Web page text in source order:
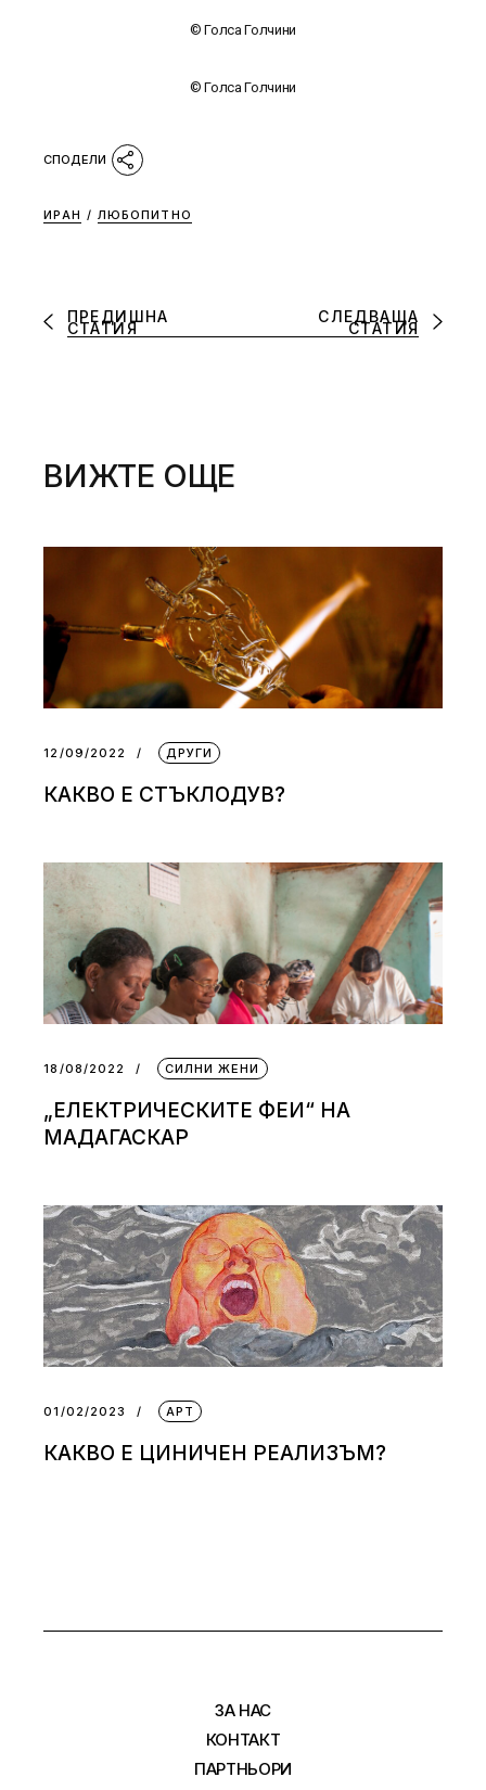
© Голса Голчини
© Голса Голчини
ИРАН / ЛЮБОПИТНО
ПРЕДИШНА
СТАТИЯ
СЛЕДВАЩА
СТАТИЯ
ВИЖТЕ ОЩЕ
12/09/2022 ДРУГИ
КАКВО Е СТЪКЛОДУВ?
18/08/2022 СИЛНИ ЖЕНИ
„EЛЕКТРИЧЕСКИТЕ ФЕИ“ НА
МАДАГАСКАР
01/02/2023 АРТ
КАКВО Е ЦИНИЧЕН РЕАЛИЗЪМ?
ЗА НАС
КОНТАКТ
ПАРТНЬОРИ